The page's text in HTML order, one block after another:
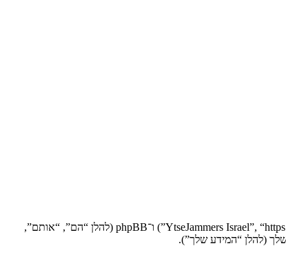
הסכם זה מסביר בפירוט כיצד “YtseJammers Israel” יחד עם החברות הקשורות אליה (להלן “אנחנו”, “אותנו”, “שלנו”, “YtseJammers Israel”, “https://www.dreamtheater.co.il/forums”) ו־phpBB (להלן “הם”, “אותם”,